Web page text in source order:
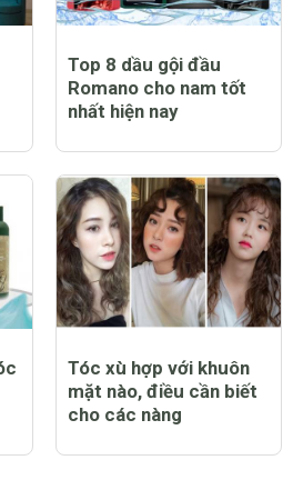
Top 8 dầu gội đầu
Romano cho nam tốt
nhất hiện nay
Tóc xù hợp với khuôn
mặt nào, điều cần biết
cho các nàng